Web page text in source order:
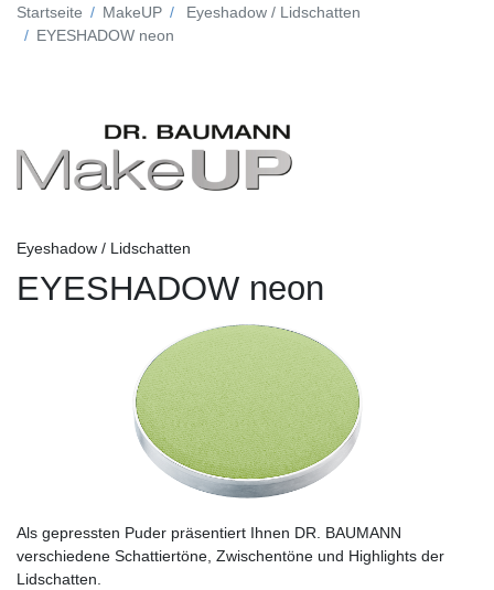
Startseite MakeUP
Eyeshadow / Lidschatten
EYESHADOW neon
Eyeshadow / Lidschatten
EYESHADOW neon
Als gepressten Puder präsentiert Ihnen DR. BAUMANN
verschiedene Schattiertöne, Zwischentöne und Highlights der
Lidschatten.